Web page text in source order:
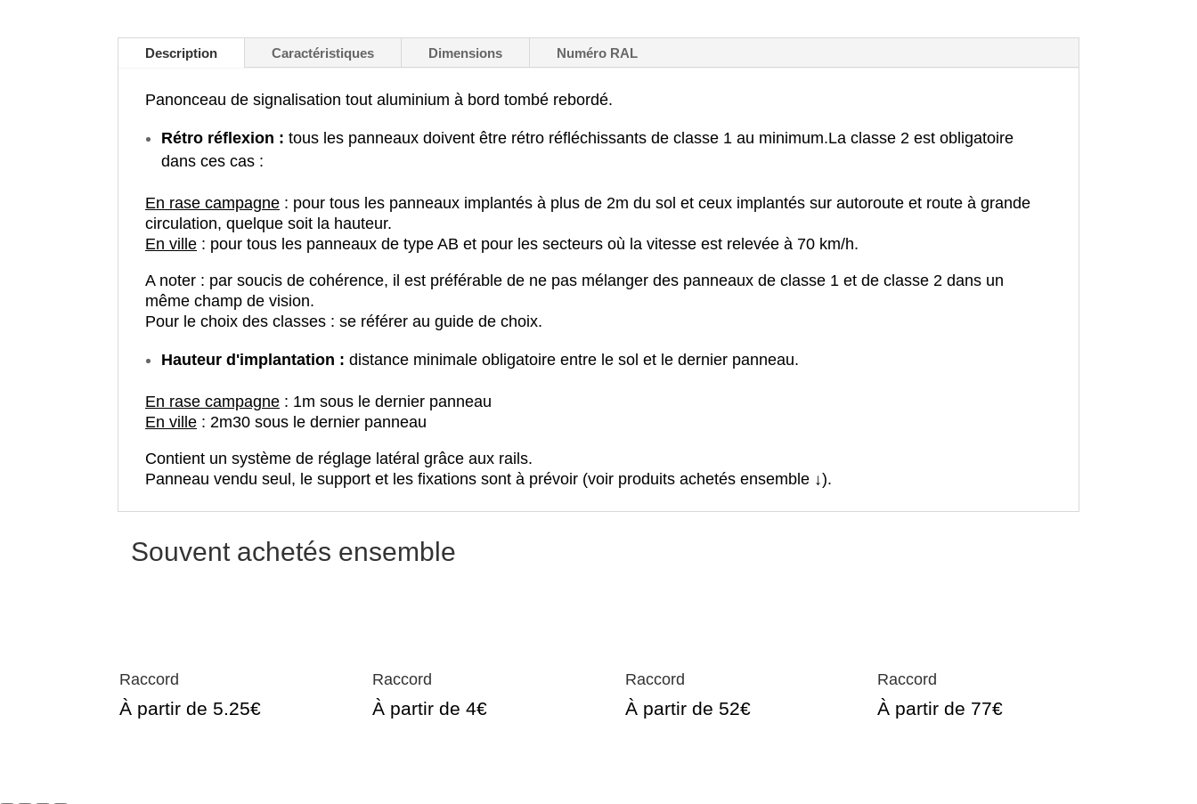
Description Caractéristiques Dimensions Numéro RAL
Panonceau de signalisation tout aluminium à bord tombé rebordé.
Rétro réflexion : tous les panneaux doivent être rétro réfléchissants de classe 1 au minimum.La classe 2 est obligatoire
dans ces cas :
En rase campagne : pour tous les panneaux implantés à plus de 2m du sol et ceux implantés sur autoroute et route à grande
circulation, quelque soit la hauteur.
En ville : pour tous les panneaux de type AB et pour les secteurs où la vitesse est relevée à 70 km/h.
A noter : par soucis de cohérence, il est préférable de ne pas mélanger des panneaux de classe 1 et de classe 2 dans un
même champ de vision.
Pour le choix des classes : se référer au guide de choix.
Hauteur d'implantation : distance minimale obligatoire entre le sol et le dernier panneau.
En rase campagne : 1m sous le dernier panneau
En ville : 2m30 sous le dernier panneau
Contient un système de réglage latéral grâce aux rails.
Panneau vendu seul, le support et les fixations sont à prévoir (voir produits achetés ensemble ↓).
Souvent achetés ensemble
Raccord
À partir de 5.25€
Raccord
À partir de 4€
Raccord
À partir de 52€
Raccord
À partir de 77€